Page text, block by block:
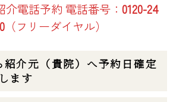
電話予約 電話番号： 0120-24
（フリーダイヤル）
紹介元（貴院）へ予約日確定
ます